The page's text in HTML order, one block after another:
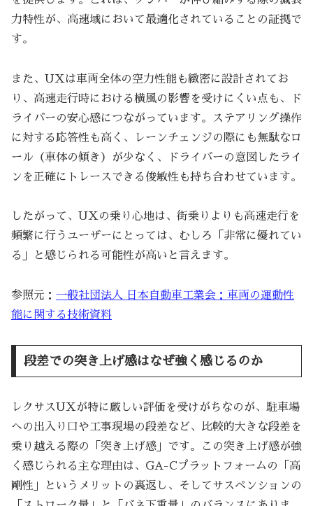
力特性が、高速域において最適化されていることの証拠で
す。
また、UXは車両全体の空力性能も緻密に設計されてお
り、高速走行時における横風の影響を受けにくい点も、ド
ライバーの安心感につながっています。ステアリング操作
に対する応答性も高く、レーンチェンジの際にも無駄なロ
ール（車体の傾き）が少なく、ドライバーの意図したライ
ンを正確にトレースできる俊敏性も持ち合わせています。
したがって、UXの乗り心地は、街乗りよりも高速走行を
頻繁に行うユーザーにとっては、むしろ「非常に優れてい
る」と感じられる可能性が高いと言えます。
参照元： 一般社団法人 日本自動車工業会：車両の運動性
能に関する技術資料
段差での突き上げ感はなぜ強く感じるのか
レクサスUXが特に厳しい評価を受けがちなのが、駐車場
への出入り口や工事現場の段差など、比較的大きな段差を
乗り越える際の「突き上げ感」です。この突き上げ感が強
く感じられる主な理由は、GA-Cプラットフォームの「高
剛性」というメリットの裏返し、そしてサスペンションの